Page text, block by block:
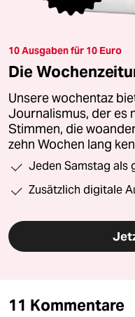
10 Ausgaben für 10 Euro
Die
Unsere wochentaz
Journalismus, der es
Stimmen, die
zehn Wochen lang
Jeden Samstag als
Zusätzlich digitale
11 Kommentare